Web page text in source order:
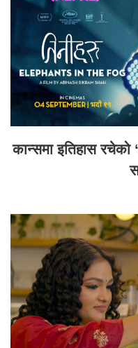
कान्समा इतिहास